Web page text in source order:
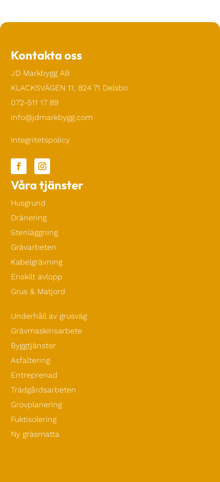
Kontakta oss
JD Markbygg AB
KLACKSVÄGEN 11, 824 71 Delsbo
072-511 17 89
info@jdmarkbygg.com
Integritetspolicy
Våra tjänster
Husgrund
Dränering
Stenläggning
Grävarbeten
Kabelgrävning
Enskilt avlopp
Grus & Matjord
Underhåll av grusväg
Grävmaskinsarbete
Byggtjänster
Asfaltering
Entreprenad
Trädgårdsarbeten
Grovplanering
Fuktisolering
Ny gräsmatta